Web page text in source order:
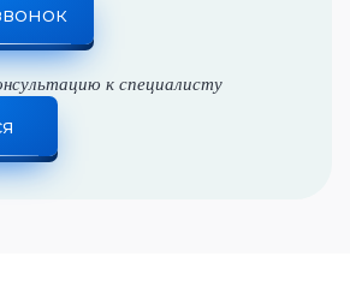
ул. Муштари, 12
Проспект Победы 139, корпус
ул. Чистопольская 32
к специалисту